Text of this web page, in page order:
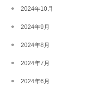
2024年10月
2024年9月
2024年8月
2024年7月
2024年6月